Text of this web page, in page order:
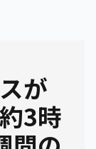
が
3時